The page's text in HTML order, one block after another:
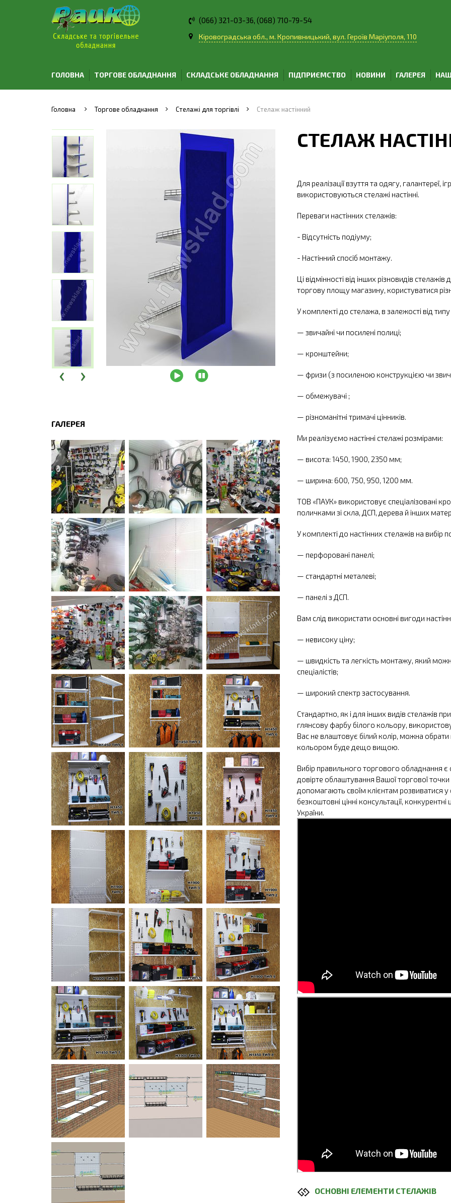
(066) 321-03-36, (068) 710-79-54
Кіровоградська обл., м. Кропивницький, вул. Героїв Маріуполя, 110
ГОЛОВНА ТОРГОВЕ ОБЛАДНАННЯ СКЛАДСЬКЕ ОБЛАДНАННЯ ПІДПРИЄМСТВО НОВИНИ ГАЛЕРЕЯ
Головна Торгове обладнання Стелажі для торгівлі Стелаж настінний
‹ ›
ГАЛЕРЕЯ
СТЕЛАЖ
Для реалізації взуття та одягу, галантереї,
використовуються стелажі настінні.
Переваги настінних стелажів:
- Відсутність подіуму;
- Настінний спосіб монтажу.
Ці відмінності від інших різновидів
торгову площу магазину, користуватися
У комплекті до стелажа, в залежості від
— звичайні чи посилені полиці;
— кронштейни;
— фризи (з посиленою конструкцією чи
— обмежувачі ;
— різноманітні тримачі цінників.
Ми реалізуємо настінні стелажі розмірами:
— висота: 1450, 1900, 2350 мм;
— ширина: 600, 750, 950, 1200 мм.
ТОВ «ПАУК» використовує спеціалізовані
поличками зі скла, ДСП, дерева й інших
У комплекті до настінних стелажів на вибір
— перфоровані панелі;
— стандартні металеві;
— панелі з ДСП.
Вам слід використати основні вигоди
— невисоку ціну;
— швидкість та легкість монтажу, який
спеціалістів;
— широкий спектр застосування.
Стандартно, як і для інших видів стелажів
глянсову фарбу білого кольору,
Вас не влаштовує білий колір, можна обрати
кольором буде дещо вищою.
Вибір правильного торгового обладнання
довірте облаштування Вашої торгової
допомагають своїм клієнтам розвиватися у
безкоштовні цінні консультації,
України.
ОСНОВНІ ЕЛЕМЕНТИ СТЕЛАЖІВ